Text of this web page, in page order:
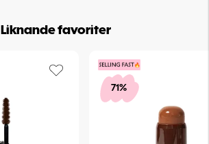
Liknande favoriter
71%